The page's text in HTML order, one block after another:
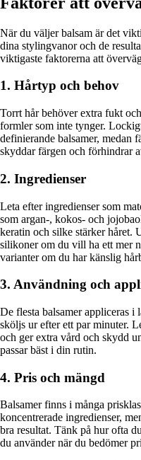
När du väljer balsam är det
dina stylingvanor och de
viktigaste faktorerna att
1. Hårtyp och behov
Torrt hår behöver extra fukt
formler som inte tynger.
definierande balsamer, medan
skyddar färgen och förhindrar
2. Ingredienser
Leta efter ingredienser som
som argan-, kokos- och
keratin och silke stärker håret.
silikoner om du vill ha ett mer
varianter om du har känslig
3. Användning och
De flesta balsamer appliceras i
sköljs ur efter ett par minuter.
och ger extra vård och skydd
passar bäst i din rutin.
4. Pris och mängd
Balsamer finns i många
koncentrerade ingredienser,
bra resultat. Tänk på hur ofta
du använder när du bedömer